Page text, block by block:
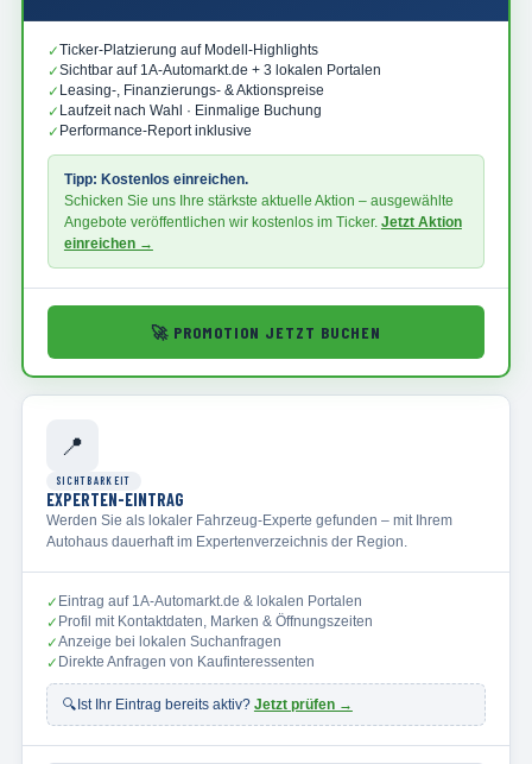
📍
SICHTBARKEIT
EXPERTEN-EINTRAG
Werden Sie als lokaler Fahrzeug-Experte gefunden – mit Ihrem
Autohaus dauerhaft im Expertenverzeichnis der Region.
✓ Eintrag auf 1A-Automarkt.de & lokalen Portalen
✓ Profil mit Kontaktdaten, Marken & Öffnungszeiten
✓Anzeige bei lokalen Suchanfragen
✓ Direkte Anfragen von Kaufinteressenten
🔍 Ist Ihr Eintrag bereits aktiv? Jetzt prüfen →
✓Ticker-Platzierung auf Modell-Highlights
✓Sichtbar auf 1A-Automarkt.de + 3 lokalen Portalen
✓ Leasing-, Finanzierungs- & Aktionspreise
✓ Laufzeit nach Wahl · Einmalige Buchung
✓ Performance-Report inklusive
Tipp: Kostenlos einreichen.
Schicken Sie uns Ihre stärkste aktuelle Aktion – ausgewählte
Angebote veröffentlichen wir kostenlos im Ticker. Jetzt Aktion
einreichen →
🚀 PROMOTION JETZT BUCHEN